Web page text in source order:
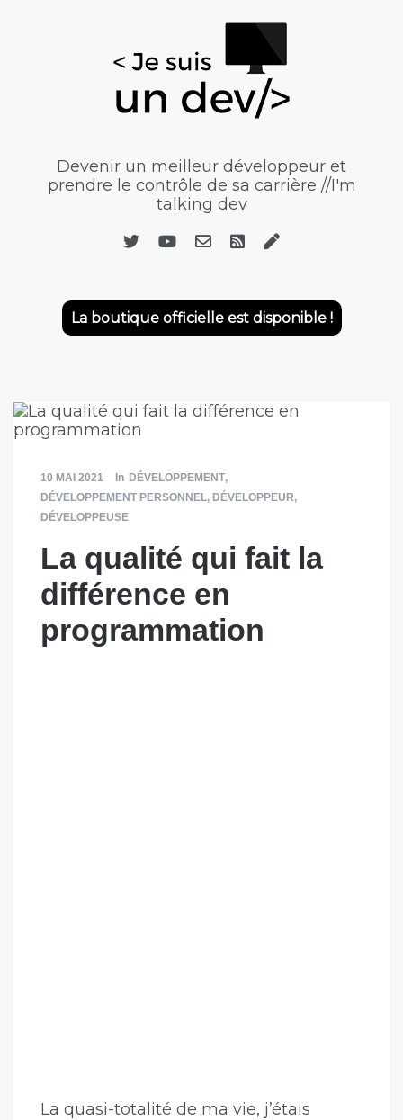
Devenir un meilleur développeur et
prendre le contrôle de sa carrière //I'm
talking dev
La boutique officielle est disponible !
10 MAI 2021 In DÉVELOPPEMENT,
DÉVELOPPEMENT PERSONNEL, DÉVELOPPEUR,
DÉVELOPPEUSE
La qualité qui fait la
différence en
programmation
La quasi-totalité de ma vie, j’étais